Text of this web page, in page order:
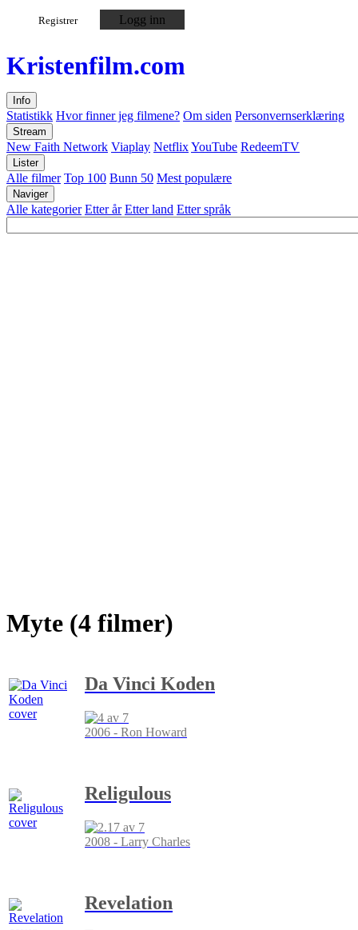
Registrer Logg inn
Kristenfilm.com
Info
Statistikk Hvor finner jeg filmene? Om siden Personvernserklæring
Stream
New Faith Network Viaplay NetflixYouTube RedeemTV
Lister
Alle filmer Top 100 Bunn 50 Mest populære
Naviger
Alle kategorier Etter år Etter land Etter språk
Myte (4 filmer)
Da Vinci Koden
2006 - Ron Howard
Religulous
2008 - Larry Charles
Revelation